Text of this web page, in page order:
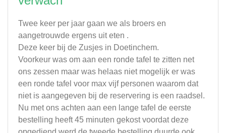
Twee keer per jaar gaan we als broers en
aangetrouwde ergens uit eten .
Deze keer bij de Zusjes in Doetinchem.
Voorkeur was om aan een ronde tafel te zitten net
ons zessen maar was helaas niet mogelijk er was
een ronde tafel voor max vijf personen waarom dat
niet is aangegeven bij de reservering is een raadsel.
Nu met ons achten aan een lange tafel de eerste
bestelling heeft 45 minuten gekost voordat deze